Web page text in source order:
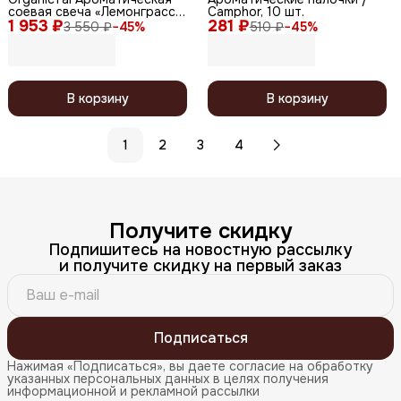
1 953 ₽3 550 ₽−45%
соевая свеча «Лемонграсс»,
180 мл
В корзину
281 ₽510 ₽−45%
Camphor, 10 шт.
В корзину
1 2 3 4
Получите скидку
Подпишитесь на новостную рассылку
и получите скидку на первый заказ
Подписаться
Нажимая «Подписаться», вы даете согласие на обработку
указанных персональных данных в целях получения
информационной и рекламной рассылки